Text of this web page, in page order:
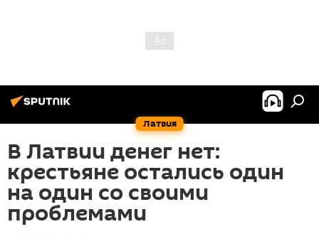
Латвия
В Латвии денег нет:
крестьяне остались один
на один со своими
проблемами